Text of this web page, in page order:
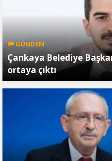
GÜNDEM
Çankaya Belediye
ortaya çıktı